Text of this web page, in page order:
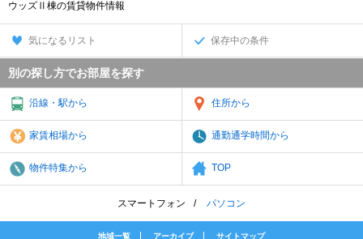
ウッズⅡ棟の賃貸物件情報
気になるリスト 保存中の条件
別の探し方でお部屋を探す
沿線・駅から 住所から
家賃相場から 通勤通学時間から
物件特集から TOP
スマートフォン パソコン
地域一覧 アーカイブ サイトマップ